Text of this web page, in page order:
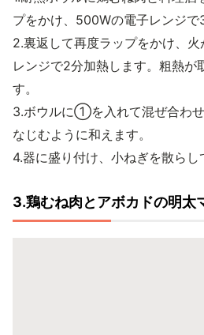
プをかけ、500Wの電子レンジで
2.裏返して再度ラップをかけ、
レンジで2分加熱します。粗熱が
す。
3.ボウルに①を入れて混ぜ合わ
なじむように和えます。
4.器に盛り付け、小ねぎを散らし
3.鶏むね肉とアボカドの明太